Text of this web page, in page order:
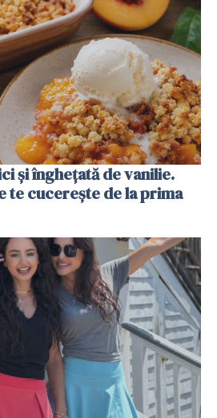
și înghețată de vanilie.
te cucerește de la prima